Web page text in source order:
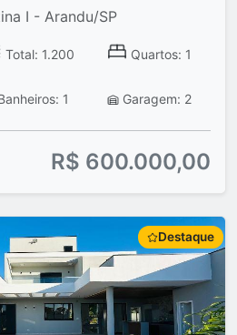
I - Arandu/SP
Total: 1.200
Quartos: 1
1 Garagem: 2
R$ 600.000,00
Destaque